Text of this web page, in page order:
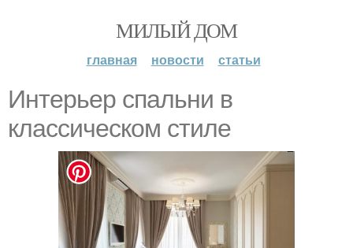
МИЛЫЙ ДОМ
главная новости статьи
Интерьер спальни в
классическом стиле